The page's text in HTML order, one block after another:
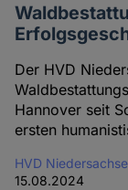
Der HVD
Hannover seit
ersten
HVD
15.08.2024